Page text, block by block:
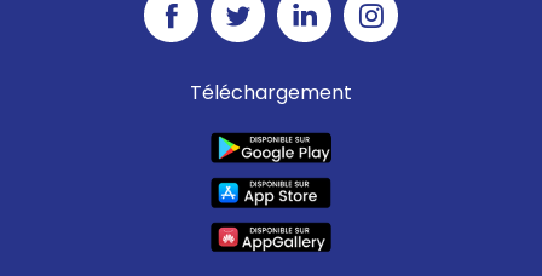
Téléchargement